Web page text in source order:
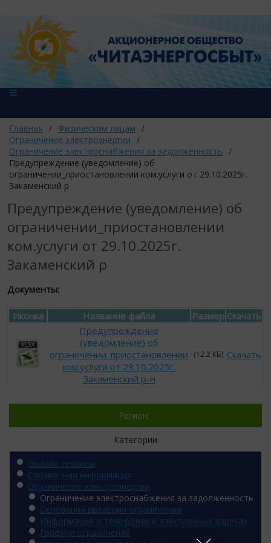
Главная / Физическим лицам /
Ограничение электроэнергии /
Ограничение электроснабжения за задолженность /
Предупреждение (уведомление) об
ограничении_приостановлении ком.услуги от 29.10.2025г.
Закаменский р
Предупреждение (уведомление) об
ограничении_приостановлении
ком.услуги от 29.10.2025г.
Закаменский р
Документы:
Иконка Название файла Размер Скачать
Предупреждение
(уведомление) об
ограничении_приостановлении
ком.услуги от 29.10.2025г.
Закаменский р-н
(12.2 КБ) Скачать
Регион:
Категории
Онлайн сервисы
Справочная информация
Ограничение электроэнергии
Ограничение электроснабжения за задолженность
Основания введения ограничения
Информация о телефонах и электронных адресах
Графики ограничений